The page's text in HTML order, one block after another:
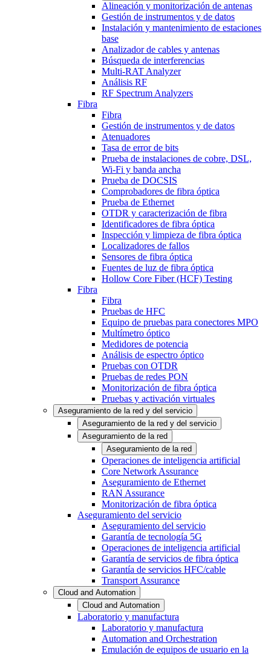
Alineación y monitorización de antenas
Gestión de instrumentos y de datos
Instalación y mantenimiento de estaciones
base
Analizador de cables y antenas
Búsqueda de interferencias
Multi-RAT Analyzer
Análisis RF
RF Spectrum Analyzers
Fibra
Fibra
Gestión de instrumentos y de datos
Atenuadores
Tasa de error de bits
Prueba de instalaciones de cobre, DSL,
Wi-Fi y banda ancha
Prueba de DOCSIS
Comprobadores de fibra óptica
Prueba de Ethernet
OTDR y caracterización de fibra
Identificadores de fibra óptica
Inspección y limpieza de fibra óptica
Localizadores de fallos
Sensores de fibra óptica
Fuentes de luz de fibra óptica
Hollow Core Fiber (HCF) Testing
Fibra
Fibra
Pruebas de HFC
Equipo de pruebas para conectores MPO
Multímetro óptico
Medidores de potencia
Análisis de espectro óptico
Pruebas con OTDR
Pruebas de redes PON
Monitorización de fibra óptica
Pruebas y activación virtuales
Aseguramiento de la red y del servicio
Aseguramiento de la red y del servicio
Aseguramiento de la red
Aseguramiento de la red
Operaciones de inteligencia artificial
Core Network Assurance
Aseguramiento de Ethernet
RAN Assurance
Monitorización de fibra óptica
Aseguramiento del servicio
Aseguramiento del servicio
Garantía de tecnología 5G
Operaciones de inteligencia artificial
Garantía de servicios de fibra óptica
Garantía de servicios HFC/cable
Transport Assurance
Cloud and Automation
Cloud and Automation
Laboratorio y manufactura
Laboratorio y manufactura
Automation and Orchestration
Emulación de equipos de usuario en la